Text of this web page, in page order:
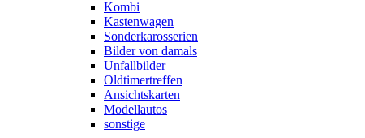
Kombi
Kastenwagen
Sonderkarosserien
Bilder von damals
Unfallbilder
Oldtimertreffen
Ansichtskarten
Modellautos
sonstige